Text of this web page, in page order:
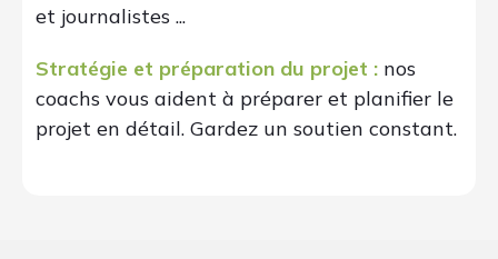
et journalistes ...
Stratégie et préparation du projet : nos
coachs vous aident à préparer et planifier le
projet en détail. Gardez un soutien constant.